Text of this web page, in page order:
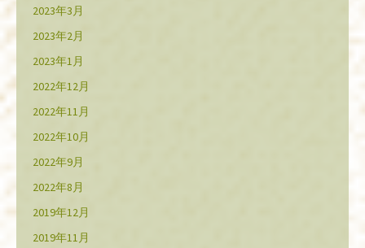
2023年3月
2023年2月
2023年1月
2022年12月
2022年11月
2022年10月
2022年9月
2022年8月
2019年12月
2019年11月